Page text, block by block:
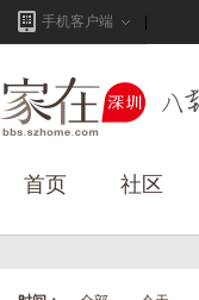
手机客户端
首页 社区